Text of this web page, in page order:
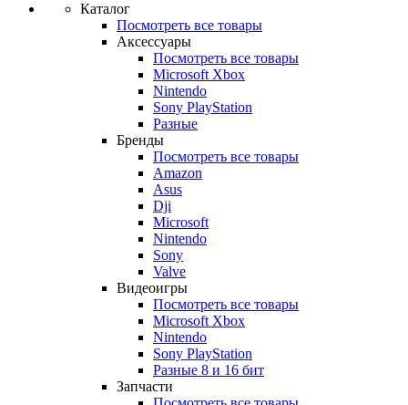
Каталог
Посмотреть все товары
Аксессуары
Посмотреть все товары
Microsoft Xbox
Nintendo
Sony PlayStation
Разные
Бренды
Посмотреть все товары
Amazon
Asus
Dji
Microsoft
Nintendo
Sony
Valve
Видеоигры
Посмотреть все товары
Microsoft Xbox
Nintendo
Sony PlayStation
Разные 8 и 16 бит
Запчасти